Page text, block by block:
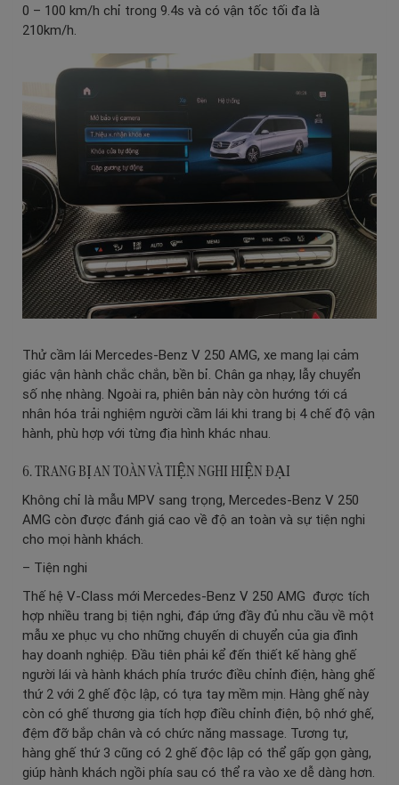
0 – 100 km/h chỉ trong 9.4s và có vận tốc tối đa là
210km/h.
Thử cầm lái Mercedes-Benz V 250 AMG, xe mang lại cảm
giác vận hành chắc chắn, bền bỉ. Chân ga nhạy, lẫy chuyển
số nhẹ nhàng. Ngoài ra, phiên bản này còn hướng tới cá
nhân hóa trải nghiệm người cầm lái khi trang bị 4 chế độ vận
hành, phù hợp với từng địa hình khác nhau.
6. TRANG BỊ AN TOÀN VÀ TIỆN NGHI HIỆN ĐẠI
Không chỉ là mẫu MPV sang trọng, Mercedes-Benz V 250
AMG còn được đánh giá cao về độ an toàn và sự tiện nghi
cho mọi hành khách.
– Tiện nghi
Thế hệ V-Class mới Mercedes-Benz V 250 AMG được tích
hợp nhiều trang bị tiện nghi, đáp ứng đầy đủ nhu cầu về một
mẫu xe phục vụ cho những chuyến di chuyển của gia đình
hay doanh nghiệp. Đầu tiên phải kể đến thiết kế hàng ghế
người lái và hành khách phía trước điều chỉnh điện, hàng ghế
thứ 2 với 2 ghế độc lập, có tựa tay mềm mịn. Hàng ghế này
còn có ghế thương gia tích hợp điều chỉnh điện, bộ nhớ ghế,
đệm đỡ bắp chân và có chức năng massage. Tương tự,
hàng ghế thứ 3 cũng có 2 ghế độc lập có thể gấp gọn gàng,
giúp hành khách ngồi phía sau có thể ra vào xe dễ dàng hơn.